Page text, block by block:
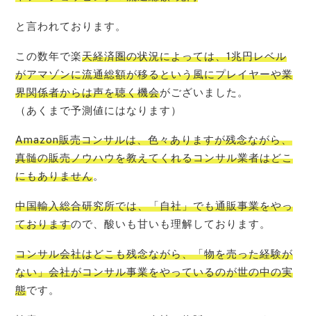
と言われております。
この数年で楽天経済圏の状況によっては、1兆円レベル
がアマゾンに流通総額が移るという風にプレイヤーや業
界関係者からは声を聴く機会がございました。
（あくまで予測値にはなります）
Amazon販売コンサルは、色々ありますが残念ながら、
真髄の販売ノウハウを教えてくれるコンサル業者はどこ
にもありません。
中国輸入総合研究所では、「自社」でも通販事業をやっ
ておりますので、酸いも甘いも理解しております。
コンサル会社はどこも残念ながら、「物を売った経験が
ない」会社がコンサル事業をやっているのが世の中の実
態です。